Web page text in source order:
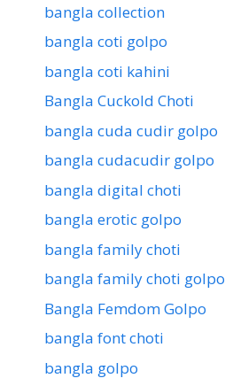
bangla collection
bangla coti golpo
bangla coti kahini
Bangla Cuckold Choti
bangla cuda cudir golpo
bangla cudacudir golpo
bangla digital choti
bangla erotic golpo
bangla family choti
bangla family choti golpo
Bangla Femdom Golpo
bangla font choti
bangla golpo